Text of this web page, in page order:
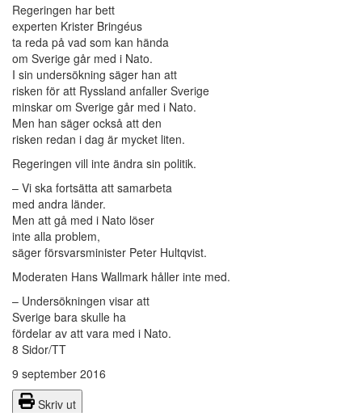
Regeringen har bett
experten Krister Bringéus
ta reda på vad som kan hända
om Sverige går med i Nato.
I sin undersökning säger han att
risken för att Ryssland anfaller Sverige
minskar om Sverige går med i Nato.
Men han säger också att den
risken redan i dag är mycket liten.
Regeringen vill inte ändra sin politik.
– Vi ska fortsätta att samarbeta
med andra länder.
Men att gå med i Nato löser
inte alla problem,
säger försvarsminister Peter Hultqvist.
Moderaten Hans Wallmark håller inte med.
– Undersökningen visar att
Sverige bara skulle ha
fördelar av att vara med i Nato.
8 Sidor/TT
9 september 2016
Skriv ut